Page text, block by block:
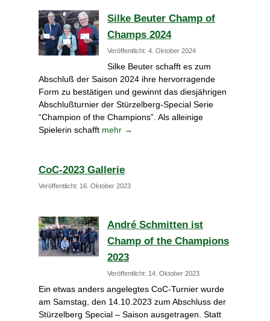
s
t
e
o
n
1
8
.
r
0
1
8
U
l
i
Silke Beuter Champ of
Champs 2024
Veröffentlicht: 4. Oktober 2024
Silke Beuter schafft es zum
Abschluß der Saison 2024 ihre hervorragende
Form zu bestätigen und gewinnt das diesjährigen
Abschlußturnier der Stürzelberg-Special Serie
“Champion of the Champions”. Als alleinige
Spielerin schafft mehr →
CoC-2023 Gallerie
Veröffentlicht: 16. Oktober 2023
André Schmitten ist
Champ of the Champions
2023
Veröffentlicht: 14. Oktober 2023
Ein etwas anders angelegtes CoC-Turnier wurde
am Samstag, den 14.10.2023 zum Abschluss der
Stürzelberg Special – Saison ausgetragen. Statt